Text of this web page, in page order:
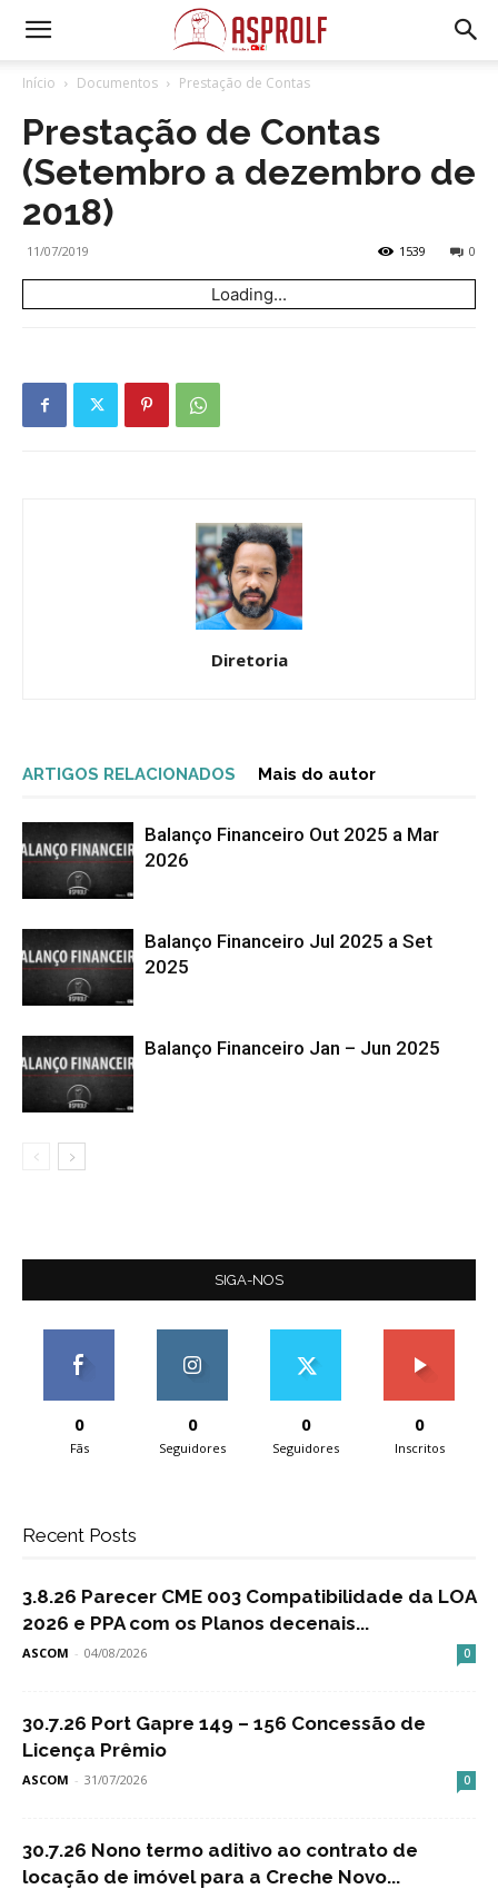
Início Documentos Prestação de Contas
Prestação de Contas
(Setembro a dezembro de
2018)
11/07/2019 0
1539
Loading...
Diretoria
ARTIGOS RELACIONADOS Mais do autor
Balanço Financeiro Out 2025 a Mar
2026
Balanço Financeiro Jul 2025 a Set
2025
Balanço Financeiro Jan – Jun 2025
SIGA-NOS
0
Fãs
0
Seguidores
0
Seguidores
0
Inscritos
Recent Posts
3.8.26 Parecer CME 003 Compatibilidade da LOA
2026 e PPA com os Planos decenais...
ASCOM - 04/08/2026 0
30.7.26 Port Gapre 149 – 156 Concessão de
Licença Prêmio
ASCOM - 31/07/2026 0
30.7.26 Nono termo aditivo ao contrato de
locação de imóvel para a Creche Novo...